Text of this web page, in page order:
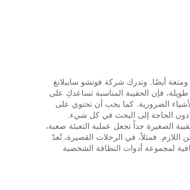
ومتعة أيضًا. وتدرك شركة فوتشو سايبلانغ
فإن الحقيبة المناسبة تساعدكِ على
الضرورية. كما يجب أن تحتوي على
دون الحاجة إلى البحث في كل شيء.
الصغيرة جداً تجعل عملية التعبئة صعبة،
فمثلاً، في الرحلات القصيرة، تُعدّ
لمجموعة أدوات النظافة الشخصية